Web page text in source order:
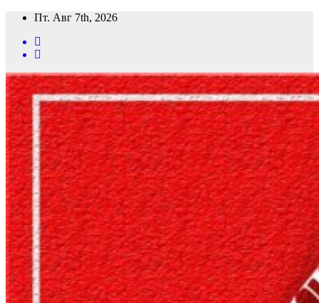
Перейти
содержимому
Пт. Авг 7th, 2026